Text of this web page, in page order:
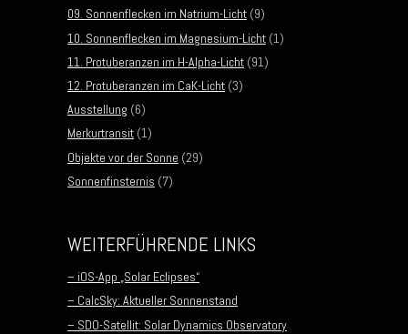
09. Sonnenflecken im Natrium-Licht (9)
10. Sonnenflecken im Magnesium-Licht (1)
11. Protuberanzen im H-Alpha-Licht (91)
12. Protuberanzen im CaK-Licht (3)
Ausstellung (6)
Merkurtransit (1)
Objekte vor der Sonne (29)
Sonnenfinsternis (7)
WEITERFÜHRENDE LINKS
– iOS-App „Solar Eclipses“
– CalcSky: Aktueller Sonnenstand
– SDO-Satellit: Solar Dynamics Observatory